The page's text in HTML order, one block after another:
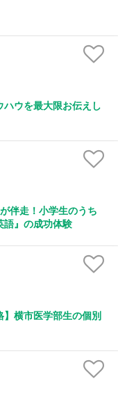
ハウを最大限お伝えし
伴走！小学生のうち
語』の成功体験
】横市医学部生の個別